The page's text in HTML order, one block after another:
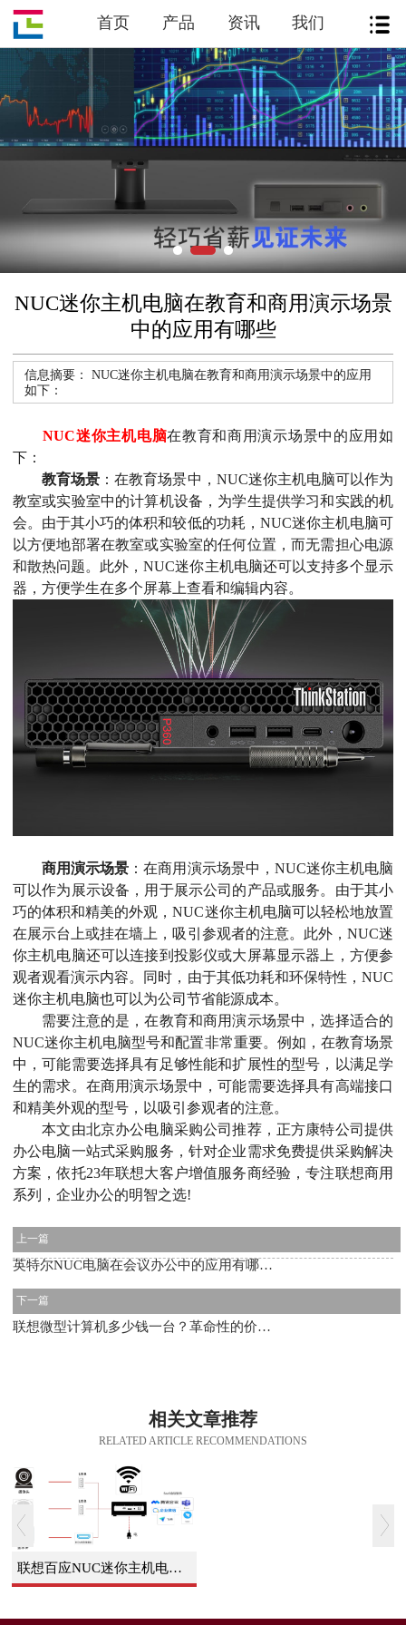
首页 产品 资讯 我们
NUC迷你主机电脑在教育和商用演示场景
中的应用有哪些
信息摘要： NUC迷你主机电脑在教育和商用演示场景中的应用
如下：
NUC迷你主机电脑在教育和商用演示场景中的应用如
下：
教育场景 ：在教育场景中，NUC迷你主机电脑可以作为
教室或实验室中的计算机设备，为学生提供学习和实践的机
会。由于其小巧的体积和较低的功耗，NUC迷你主机电脑可
以方便地部署在教室或实验室的任何位置，而无需担心电源
和散热问题。此外，NUC迷你主机电脑还可以支持多个显示
器，方便学生在多个屏幕上查看和编辑内容。
商用演示场景 ：在商用演示场景中，NUC迷你主机电脑
可以作为展示设备，用于展示公司的产品或服务。由于其小
巧的体积和精美的外观，NUC迷你主机电脑可以轻松地放置
在展示台上或挂在墙上，吸引参观者的注意。此外，NUC迷
你主机电脑还可以连接到投影仪或大屏幕显示器上，方便参
观者观看演示内容。同时，由于其低功耗和环保特性，NUC
迷你主机电脑也可以为公司节省能源成本。
需要注意的是，在教育和商用演示场景中，选择适合的
NUC迷你主机电脑型号和配置非常重要。例如，在教育场景
中，可能需要选择具有足够性能和扩展性的型号，以满足学
生的需求。在商用演示场景中，可能需要选择具有高端接口
和精美外观的型号，以吸引参观者的注意。
本文由北京办公电脑采购公司推荐，正方康特公司提供
办公电脑一站式采购服务，针对企业需求免费提供采购解决
方案，依托23年联想大客户增值服务商经验，专注联想商用
系列，企业办公的明智之选!
上一篇
英特尔NUC电脑在会议办公中的应用有哪些？
下一篇
联想微型计算机多少钱一台？革命性的价格与性能结合
相关文章推荐
RELATED ARTICLE RECOMMENDATIONS
联想百应NUC迷你主机电脑视频会议解决方案使用手册